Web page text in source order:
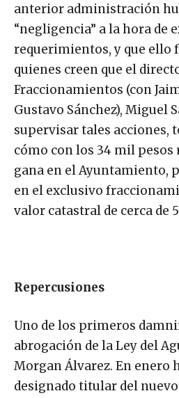
anterior administración
“negligencia” a la hora de
requerimientos, y que ello
quienes creen que el
Fraccionamientos (con
Gustavo Sánchez), Miguel
supervisar tales acciones,
cómo con los 34 mil pesos
gana en el Ayuntamiento,
en el exclusivo
valor catastral de cerca de
Repercusiones
Uno de los primeros
abrogación de la Ley del
Morgan Álvarez. En enero
designado titular del